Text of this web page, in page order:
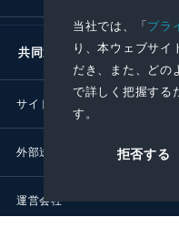
当社では、「プラ
り、本ウェブサイ
だき、また、どの
で詳しく把握する
す。
拒否する
共同通信社グループ
サイトポリシー
外部送信ポリシー
運営会社